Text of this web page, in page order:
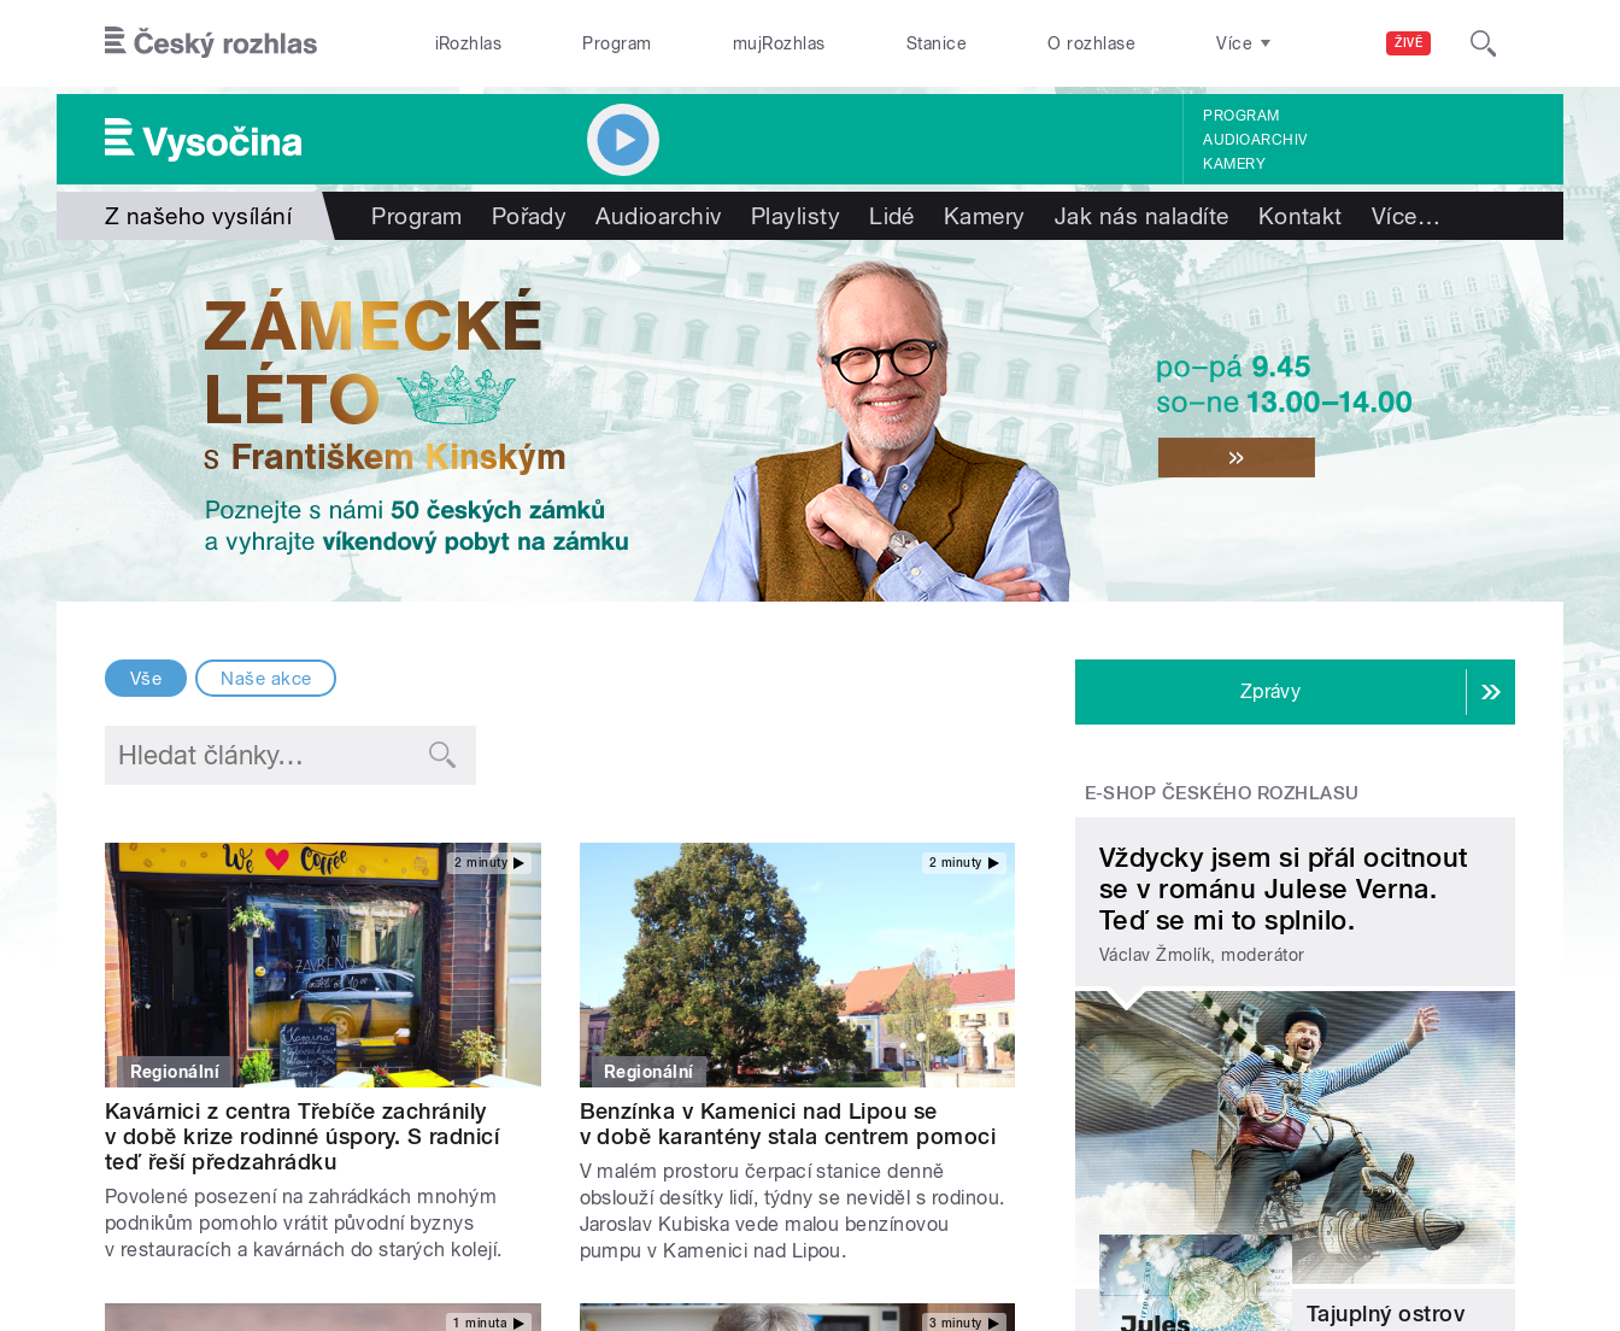
ŽIVĚ
iRozhlas Program mujRozhlas Stanice O rozhlase Více
PROGRAM
AUDIOARCHIV
KAMERY
Z našeho vysílání Program Pořady Audioarchiv Playlisty Lidé Kamery Jak nás naladíte Kontakt Více…
Vše Naše akce
2 minuty
Regionální
Kavárnici z centra Třebíče zachránily
v době krize rodinné úspory. S radnicí
teď řeší předzahrádku
Povolené posezení na zahrádkách mnohým
podnikům pomohlo vrátit původní byznys
v restauracích a kavárnách do starých kolejí.
2 minuty
Regionální
Benzínka v Kamenici nad Lipou se
v době karantény stala centrem pomoci
V malém prostoru čerpací stanice denně
obslouží desítky lidí, týdny se neviděl s rodinou.
Jaroslav Kubiska vede malou benzínovou
pumpu v Kamenici nad Lipou.
1 minuta 3 minuty
Zprávy
E-SHOP ČESKÉHO ROZHLASU
Vždycky jsem si přál ocitnout
se v románu Julese Verna.
Teď se mi to splnilo.
Václav Žmolík, moderátor
Tajuplný ostrov